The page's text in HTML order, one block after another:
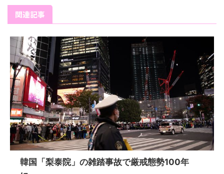
関連記事
韓国「梨泰院」の雑踏事故で厳戒態勢100年